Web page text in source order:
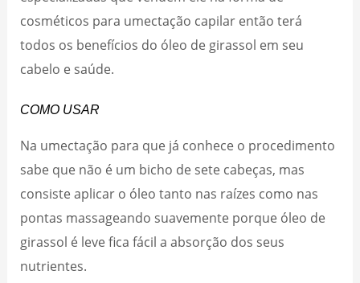
cosméticos para umectação capilar então terá
todos os benefícios do óleo de girassol em seu
cabelo e saúde.
COMO USAR
Na umectação para que já conhece o procedimento
sabe que não é um bicho de sete cabeças, mas
consiste aplicar o óleo tanto nas raízes como nas
pontas massageando suavemente porque óleo de
girassol é leve fica fácil a absorção dos seus
nutrientes.